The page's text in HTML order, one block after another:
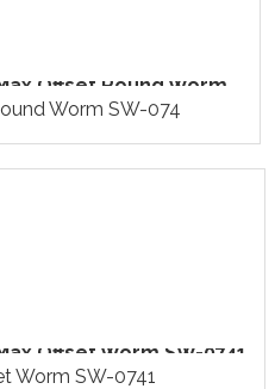
Offset Round Worm...
Worm SW-074
Offset Worm SW-0741
Worm SW-0741